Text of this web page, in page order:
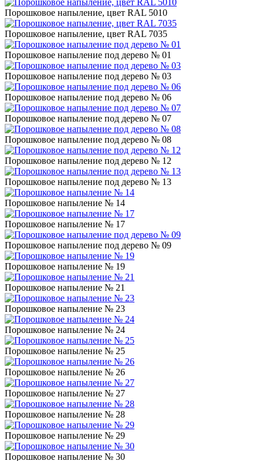
Порошковое напыление, цвет RAL 5010
Порошковое напыление, цвет RAL 7035
Порошковое напыление под дерево № 01
Порошковое напыление под дерево № 03
Порошковое напыление под дерево № 06
Порошковое напыление под дерево № 07
Порошковое напыление под дерево № 08
Порошковое напыление под дерево № 12
Порошковое напыление под дерево № 13
Порошковое напыление № 14
Порошковое напыление № 17
Порошковое напыление под дерево № 09
Порошковое напыление № 19
Порошковое напыление № 21
Порошковое напыление № 23
Порошковое напыление № 24
Порошковое напыление № 25
Порошковое напыление № 26
Порошковое напыление № 27
Порошковое напыление № 28
Порошковое напыление № 29
Порошковое напыление № 30